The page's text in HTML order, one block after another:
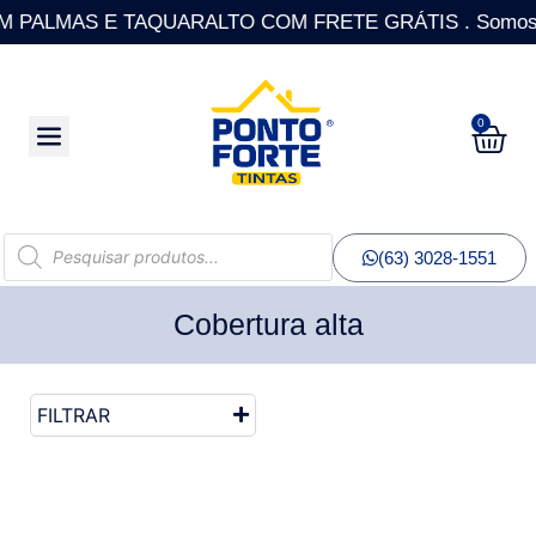
PALMAS E TAQUARALTO COM FRETE GRÁTIS .
0
(63) 3028-1551
Cobertura alta
FILTRAR